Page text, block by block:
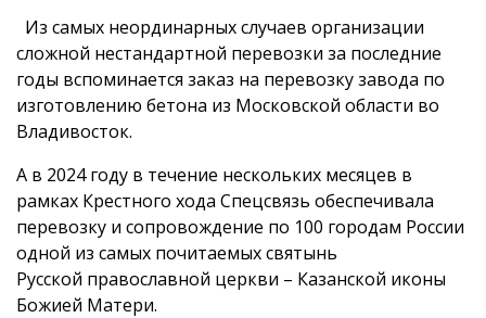
Из самых неординарных случаев организации
сложной нестандартной перевозки за последние
годы вспоминается заказ на перевозку завода по
изготовлению бетона из Московской области во
Владивосток.
А в 2024 году в течение нескольких месяцев в
рамках Крестного хода Спецсвязь обеспечивала
перевозку и сопровождение по 100 городам России
одной из самых почитаемых святынь
Русской православной церкви – Казанской иконы
Божией Матери.